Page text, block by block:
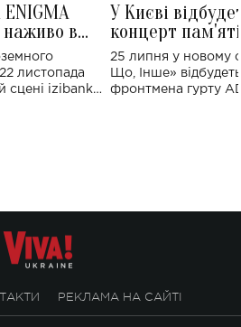
в
концерт
листопада
сцені izibank
У Києві
концерт
Клименка:
виконають
25 липня у новому
Що, Інше»
фронтмена гурту
РЕКЛАМА НА САЙТІ